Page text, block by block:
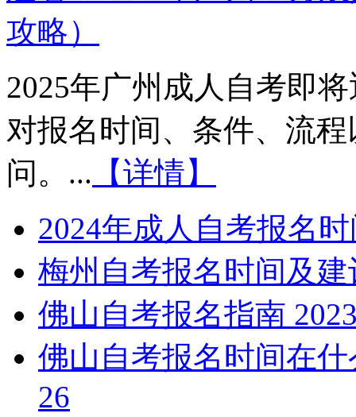
攻略）
2025年广州成人自考即
对报名时间、条件、流
问。... 【详情】
2024年成人自考报名
梅州自考报名时间及建
佛山自考报名指南
佛山自考报名时间在
26